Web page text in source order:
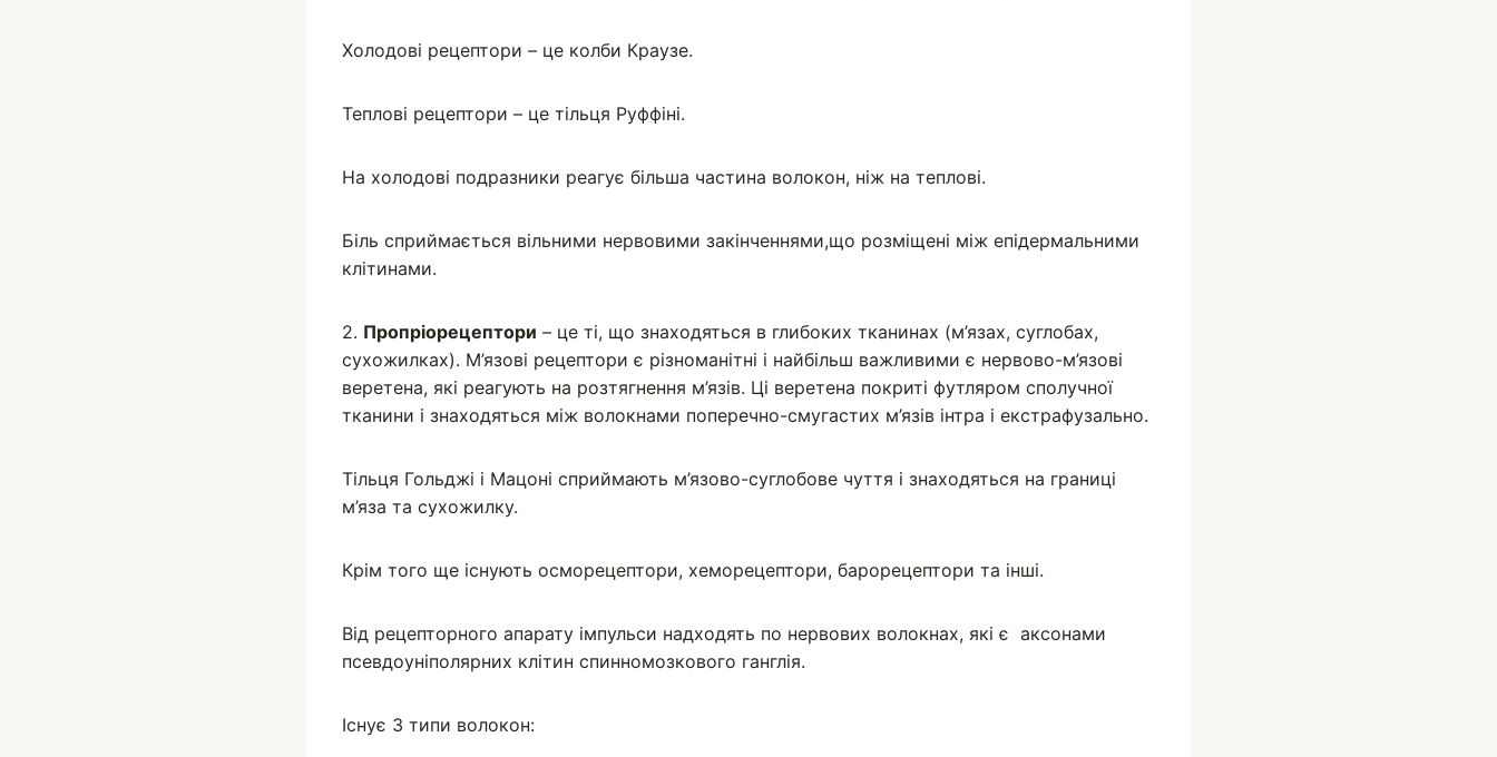
Холодові рецептори – це колби Краузе.
Теплові рецептори – це тільця Руффіні.
На холодові подразники реагує більша частина волокон, ніж на теплові.
Біль сприймається вільними нервовими закінченнями,що розміщені між епідермальними
клітинами.
2. Пропріорецептори – це ті, що знаходяться в глибоких тканинах (м’язах, суглобах,
сухожилках). М’язові рецептори є різноманітні і найбільш важливими є нервово-м’язові
веретена, які реагують на розтягнення м’язів. Ці веретена покриті футляром сполучної
тканини і знаходяться між волокнами поперечно-смугастих м’язів інтра і екстрафузально.
Тільця Гольджі і Мацоні сприймають м’язово-суглобове чуття і знаходяться на границі
м’яза та сухожилку.
Крім того ще існують осморецептори, хеморецептори, барорецептори та інші.
Від рецепторного апарату імпульси надходять по нервових волокнах, які є аксонами
псевдоуніполярних клітин спинномозкового ганглія.
Існує 3 типи волокон: